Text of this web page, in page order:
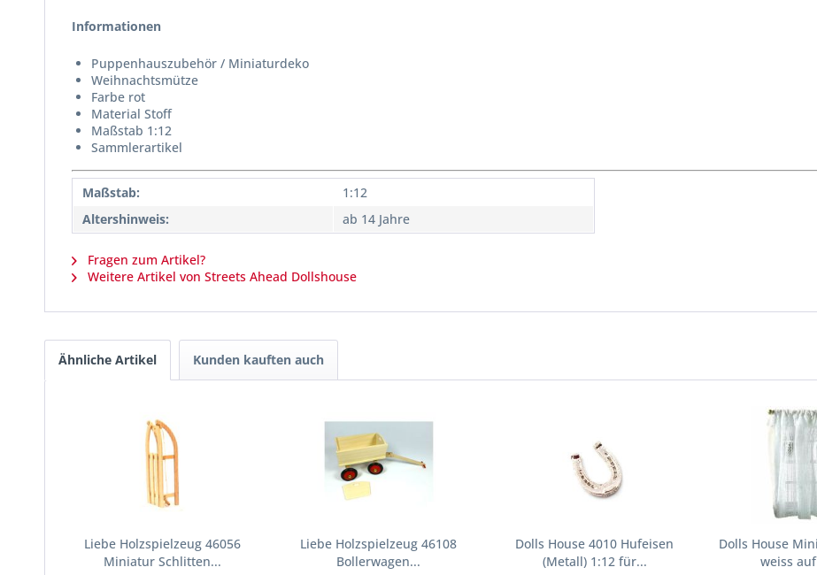
Informationen
Puppenhauszubehör / Miniaturdeko
Weihnachtsmütze
Farbe rot
Material Stoff
Maßstab 1:12
Sammlerartikel
Maßstab:
1:12
Altershinweis:
ab 14 Jahre
Fragen zum Artikel?
Weitere Artikel von Streets Ahead Dollshouse
Ähnliche Artikel Kunden kauften auch
Liebe Holzspielzeug 46056
Miniatur Schlitten...
Liebe Holzspielzeug 46108
Bollerwagen...
Dolls House 4010 Hufeisen
(Metall) 1:12 für...
Dolls House
weiss